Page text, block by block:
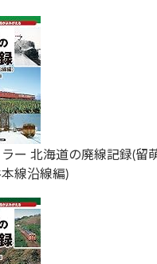
ー 北海道の廃線記録(留
線沿線編)